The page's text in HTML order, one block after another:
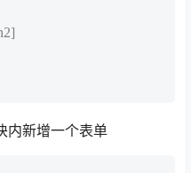
内新增一个表单